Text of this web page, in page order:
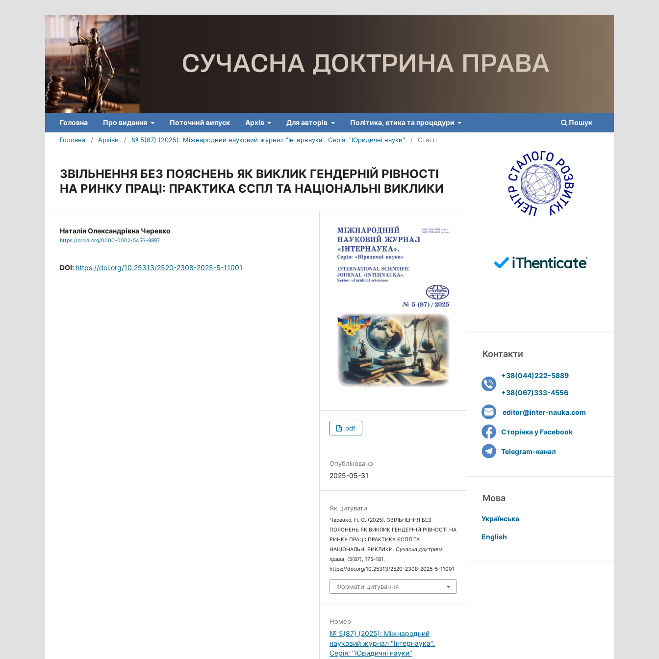
Головна Про видання Поточний випуск Архів Для авторів Політика, етика та процедури Пошук
Головна / Архіви / № 5(87) (2025): Міжнародний науковий журнал "Інтернаука". Серія: "Юридичні науки" / Статті
ЗВІЛЬНЕННЯ БЕЗ ПОЯСНЕНЬ ЯК ВИКЛИК ГЕНДЕРНІЙ РІВНОСТІ
НА РИНКУ ПРАЦІ: ПРАКТИКА ЄСПЛ ТА НАЦІОНАЛЬНІ ВИКЛИКИ
Наталія Олександрівна Черевко
https://orcid.org/0000-0002-5456-8887
DOI: https://doi.org/10.25313/2520-2308-2025-5-11001
pdf
Опубліковано
2025-05-31
Як цитувати
Черевко, Н. О. (2025). ЗВІЛЬНЕННЯ БЕЗ
ПОЯСНЕНЬ ЯК ВИКЛИК ГЕНДЕРНІЙ РІВНОСТІ НА
РИНКУ ПРАЦІ: ПРАКТИКА ЄСПЛ ТА
НАЦІОНАЛЬНІ ВИКЛИКИ.Сучасна доктрина
права , (5(87), 175–181.
https://doi.org/10.25313/2520-2308-2025-5-11001
Формати цитування
Номер
№ 5(87) (2025): Міжнародний
науковий журнал "Інтернаука".
Серія: "Юридичні науки"
Контакти
+38(044)222-5889
+38(067)333-4556
editor@inter-nauka.com
Сторінка у Facebook
Telegram-канал
Мова
Українська
English